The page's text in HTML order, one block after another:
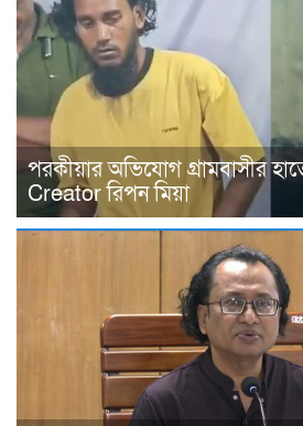
পরকীয়ার অভিযোগ গ্রামবাসীর
Creator রিপন মিয়া